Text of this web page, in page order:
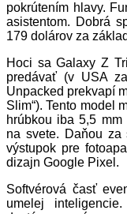
pokrútením hlavy.
asistentom. Dobrá
179 dolárov za
Hoci sa Galaxy Z
predávať (v USA
Unpacked prekvapí
Slim“). Tento model
hrúbkou iba 5,5
na svete. Daňou za
výstupok pre
dizajn Google Pixel.
Softvérová časť
umelej